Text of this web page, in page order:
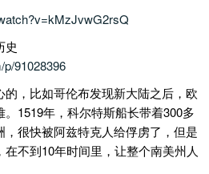
史
p/91028396
，比如哥伦布发现新大陆之后，欧
1519年，科尔特斯船长带着300多
很快被阿兹特克人给俘虏了，但是
不到10年时间里，让整个南美州人